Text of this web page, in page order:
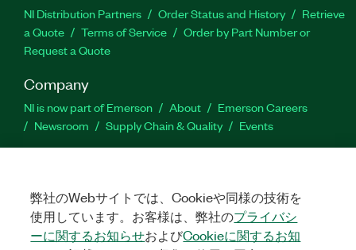
NI Distribution Partners Order Status and History
Retrieve
a Quote
Terms of Service
Order by Part Number or
Request a Quote
Company
NI is now part of Emerson About
Emerson Careers
Newsroom
Supply Chain & Quality Events
Activate a Product
Submit a Service Request
Site
Feedback
弊社のWebサイトでは、Cookieや同様の技術を
使用しています。お客様は、弊社のプライバシ
ーに関するお知らせおよびCookieに関するお知